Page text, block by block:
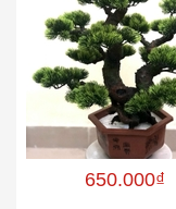
650.000₫